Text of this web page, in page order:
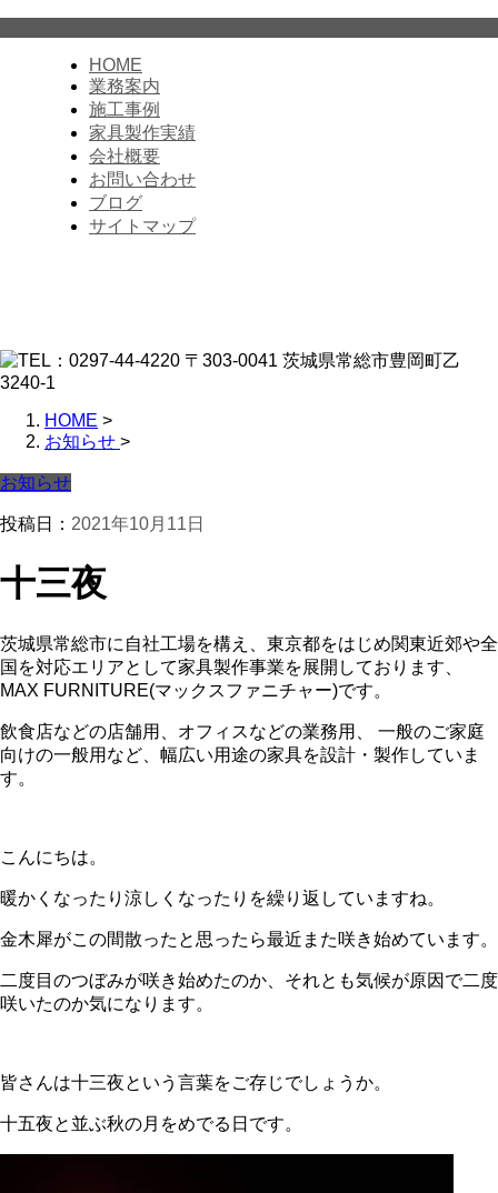
HOME
業務案内
施工事例
家具製作実績
会社概要
お問い合わせ
ブログ
サイトマップ
HOME >
お知らせ >
お知らせ
投稿日： 2021年10月11日
十三夜
茨城県常総市に自社工場を構え、東京都をはじめ関東近郊や全
国を対応エリアとして家具製作事業を展開しております、
MAX FURNITURE(マックスファニチャー)です。
飲食店などの店舗用、オフィスなどの業務用、 一般のご家庭
向けの一般用など、幅広い用途の家具を設計・製作していま
す。
こんにちは。
暖かくなったり涼しくなったりを繰り返していますね。
金木犀がこの間散ったと思ったら最近また咲き始めています。
二度目のつぼみが咲き始めたのか、それとも気候が原因で二度
咲いたのか気になります。
皆さんは十三夜という言葉をご存じでしょうか。
十五夜と並ぶ秋の月をめでる日です。